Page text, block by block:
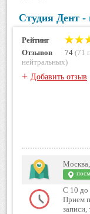
Студия Дент
Рейтинг
Отзывов
74 (71
нейтральных)
+ Добавить отзыв
С 10 до
Прием
записи,